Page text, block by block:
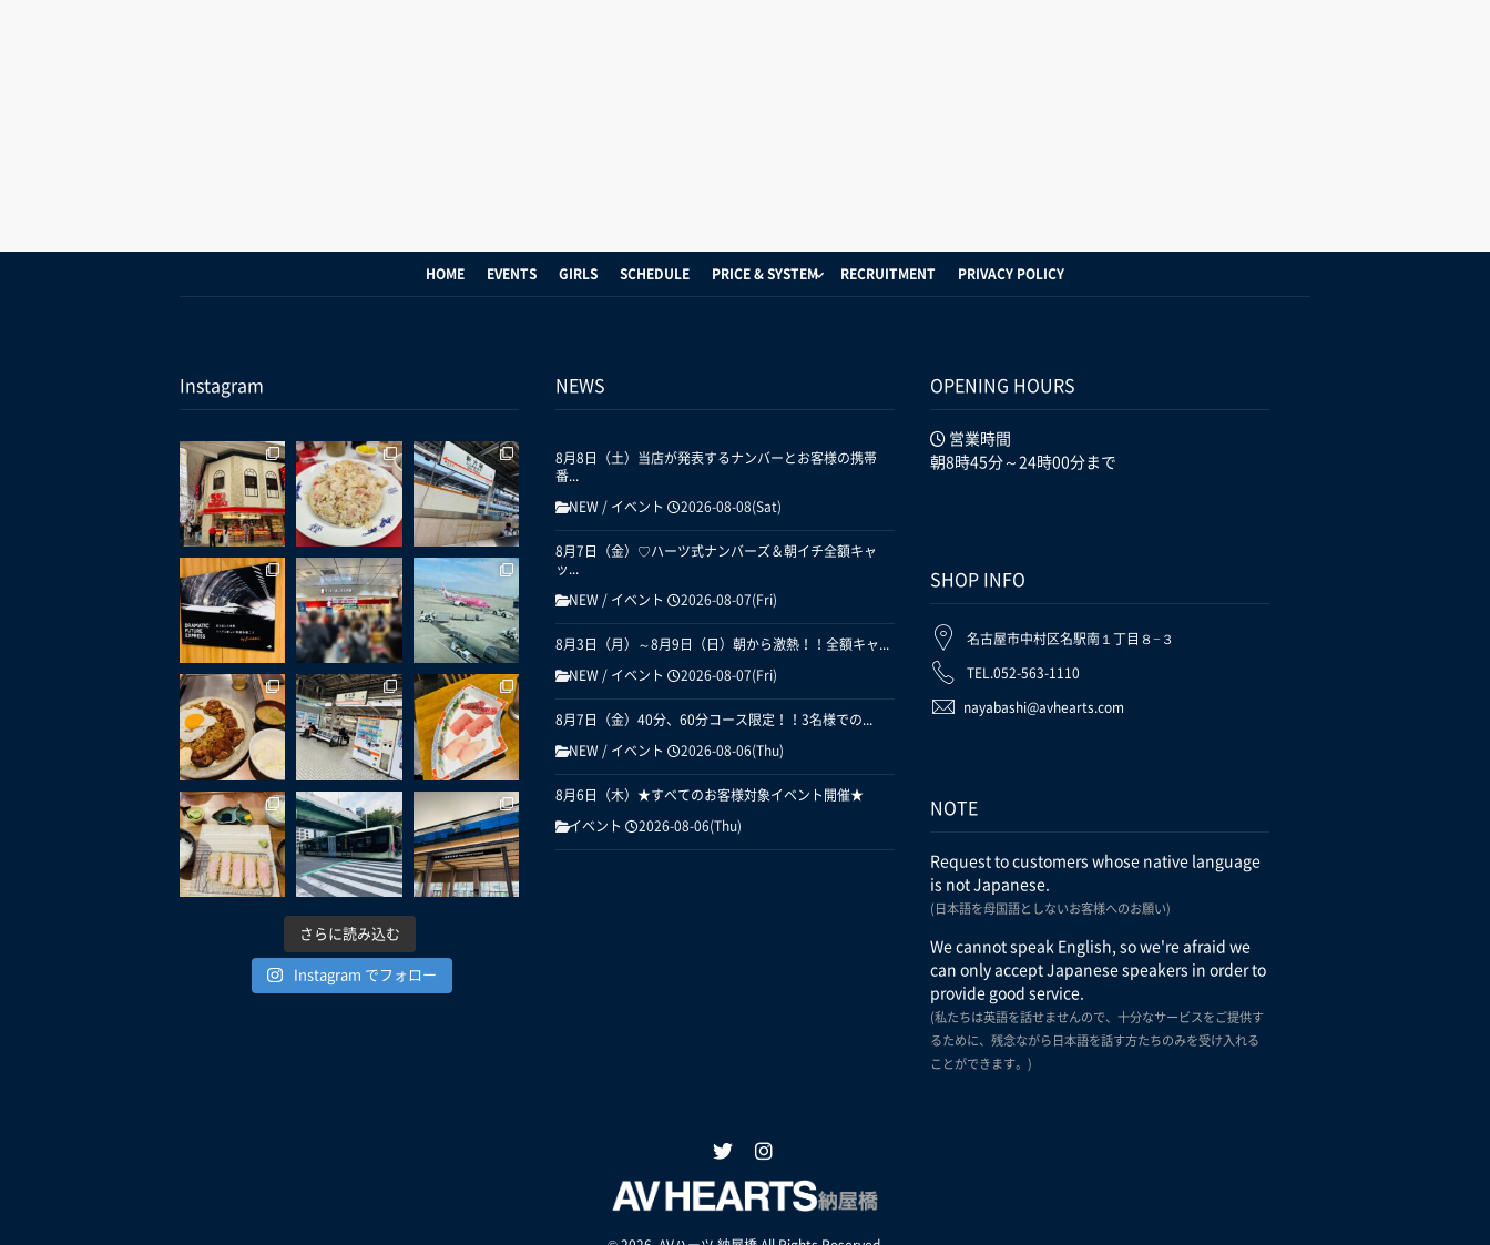
HOME EVENTS GIRLS SCHEDULE PRICE & SYSTEM RECRUITMENT PRIVACY POLICY
Instagram
さらに読み込む
Instagram でフォロー
NEWS
8月8日（土）当店が発表するナンバーとお客様の携帯
番...
NEW / イベント 2026-08-08(Sat)
8月7日（金）♡ハーツ式ナンバーズ＆朝イチ全額キャ
ッ...
NEW / イベント 2026-08-07(Fri)
8月3日（月）～8月9日（日）朝から激熱！！全額キャ...
NEW / イベント 2026-08-07(Fri)
8月7日（金）40分、60分コース限定！！3名様での...
NEW / イベント 2026-08-06(Thu)
8月6日（木）★すべてのお客様対象イベント開催★
イベント 2026-08-06(Thu)
OPENING HOURS
営業時間
朝8時45分～24時00分まで
SHOP INFO
名古屋市中村区名駅南１丁目８−３
TEL.052-563-1110
nayabashi@avhearts.com
NOTE
Request to customers whose native language
is not Japanese.
(日本語を母国語としないお客様へのお願い)
We cannot speak English, so we're afraid we
can only accept Japanese speakers in order to
provide good service.
(私たちは英語を話せませんので、十分なサービスをご提供す
るために、残念ながら日本語を話す方たちのみを受け入れる
ことができます。)